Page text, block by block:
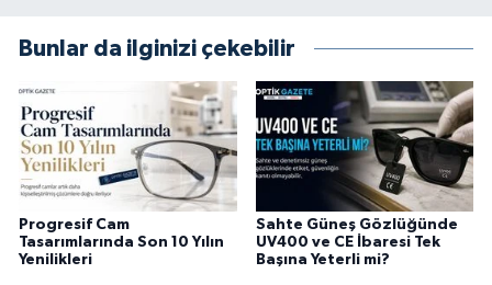
Bunlar da ilginizi çekebilir
Progresif Cam
Tasarımlarında Son 10 Yılın
Yenilikleri
Sahte Güneş Gözlüğünde
UV400 ve CE İbaresi Tek
Başına Yeterli mi?